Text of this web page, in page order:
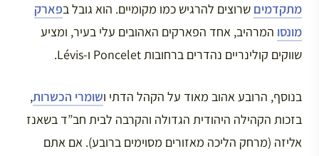
מתקדמים שרוצים להרגיש כמו מקומיים. הוא גובל בפארק
מונסו המרהיב, אחד הפארקים האהובים עלי בעיר, ומציע
שווקים קולינריים נהדרים ברחובות Poncelet ו-Lévis.
בנוסף, הרובע אהוב מאוד על הקהל הדתי ושומרי הכשרות,
בזכות הקהילה היהודית הגדולה והקרבה לבית חב”ד בשאנז
אליזה (מרחק הליכה מאזורים מסוימים ברובע). אם אתם